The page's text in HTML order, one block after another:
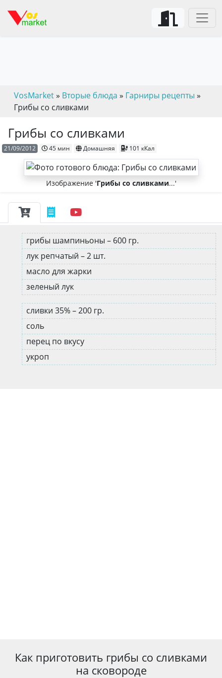
VosMarket» Вторые блюда » Гарниры рецепты »
Грибы со сливками
Грибы со сливками
21/09/2012 45 мин Домашняя 101 кКал
Изображение 'Грибы со сливками...'
грибы шампиньоны – 600 гр.
лук репчатый – 2 шт.
масло для жарки
зеленый лук
сливки 35% – 200 гр.
соль
перец по вкусу
укроп
Как приготовить грибы со сливками
на сковороде